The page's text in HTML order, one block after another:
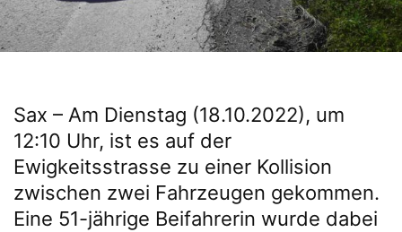
Sax – Am Dienstag (18.10.2022), um
12:10 Uhr, ist es auf der
Ewigkeitsstrasse zu einer Kollision
zwischen zwei Fahrzeugen gekommen.
Eine 51-jährige Beifahrerin wurde dabei